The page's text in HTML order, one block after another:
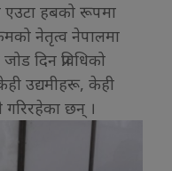
एउटा हबको रूपमा
नेतृत्व नेपालमा
दिन प्रविधिको
उद्यमीहरू, केही
छन् ।